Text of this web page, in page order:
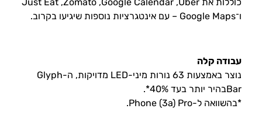
ו־Google Maps – עם אינטגרציות נוספות שיגיעו בקרוב.
עבודה קלה
נוצר באמצעות 63 נורות מיני-LED מדויקות, ה-Glyph
Barבהיר יותר בעד 40%*.
*בהשוואה ל-Phone (3a) Pro.